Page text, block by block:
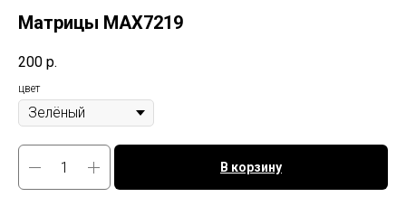
Матрицы MAX7219
200 р.
цвет
В корзину